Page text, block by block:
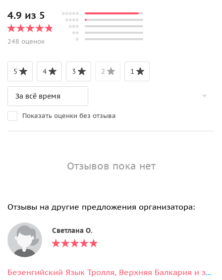
4.9 из 5
248 оценок
5 4 3 2 1
Показать оценки без отзыва
Отзывов пока нет
Отзывы на другие предложения организатора:
Светлана О.
Безенгийский Язык Тролля, Верхняя Балкария и замок Шато-Эркен